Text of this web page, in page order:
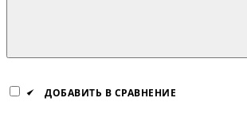
ДОБАВИТЬ В СРАВНЕНИЕ